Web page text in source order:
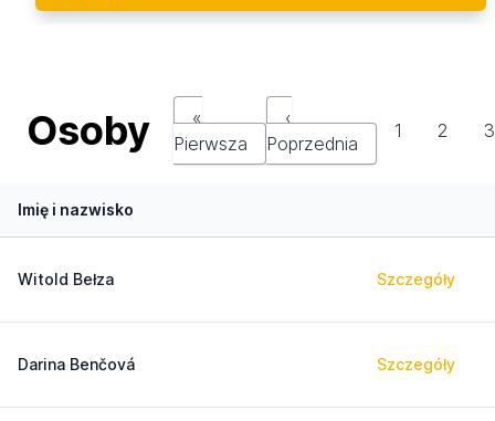
Osoby
«
Pierwsza
‹
Poprzednia
1 2 3
Imię i nazwisko
Witold Bełza Szczegóły
Darina Benčová Szczegóły